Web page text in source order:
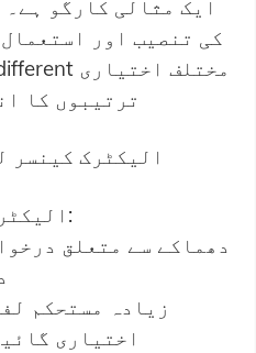
کی تنصیب اور
ترتیبوں کا
الیکٹرک کینسر
الیکٹرک کینچی لفٹ اختیاری:
دھماکے سے متعلق
زیادہ مستحکم
اختیاری